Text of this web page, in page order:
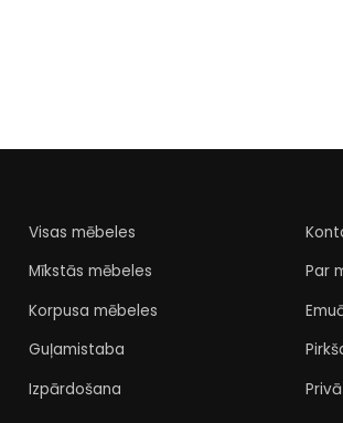
Visas mēbeles
Mīkstās mēbeles
Korpusa mēbeles
Guļamistaba
Izpārdošana
Par